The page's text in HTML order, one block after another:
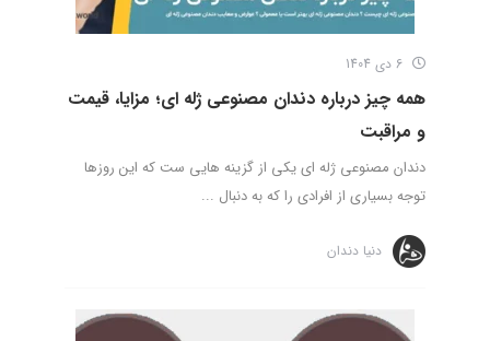
همه چیز درباره دندان مصنوعی ژله ای؛ مزایا، قیمت
و مراقبت
دندان مصنوعی ژله ای یکی از گزینه هایی ست که این روزها
توجه بسیاری از افرادی را که به دنبال ...
دنیا دندان